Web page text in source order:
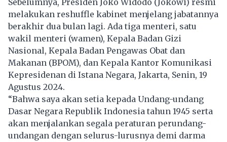
Sebelumnya, Presiden Joko Widodo (Jokowi) resmi
melakukan reshuffle kabinet menjelang jabatannya
berakhir dua bulan lagi. Ada tiga menteri, satu
wakil menteri (wamen), Kepala Badan Gizi
Nasional, Kepala Badan Pengawas Obat dan
Makanan (BPOM), dan Kepala Kantor Komunikasi
Kepresidenan di Istana Negara, Jakarta, Senin, 19
Agustus 2024.
“Bahwa saya akan setia kepada Undang-undang
Dasar Negara Republik Indonesia tahun 1945 serta
akan menjalankan segala peraturan perundang-
undangan dengan selurus-lurusnya demi darma